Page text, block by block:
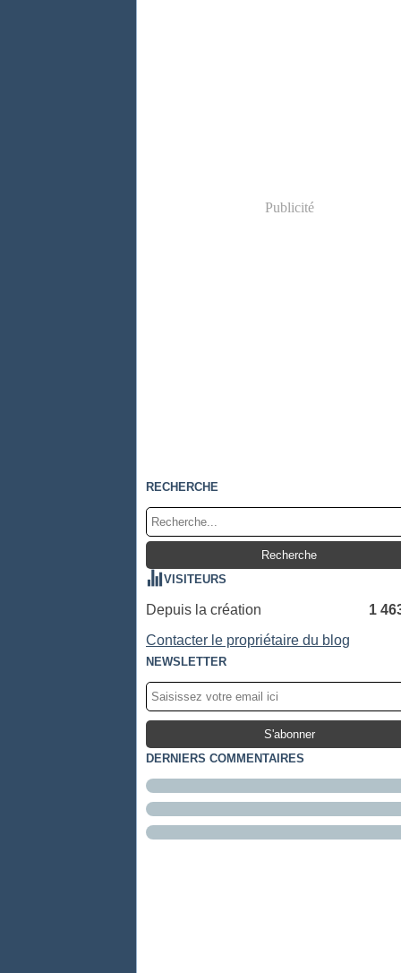
Publicité
RECHERCHE
VISITEURS
Depuis la création
1
Contacter le propriétaire du blog
NEWSLETTER
DERNIERS COMMENTAIRES